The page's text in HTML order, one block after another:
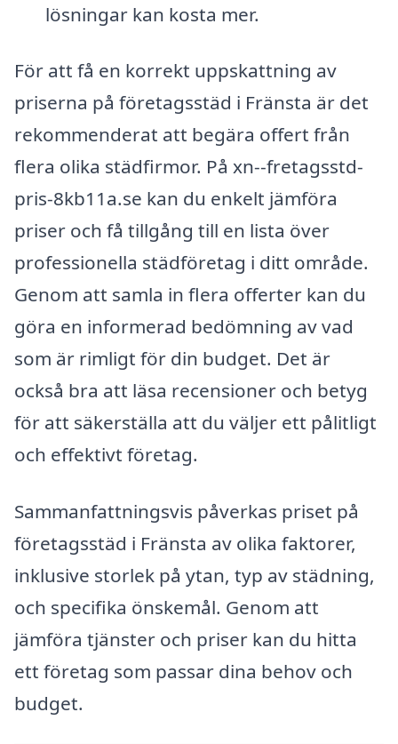
lösningar kan kosta mer.
För att få en korrekt uppskattning av
priserna på företagsstäd i Fränsta är det
rekommenderat att begära offert från
flera olika städfirmor. På xn--fretagsstd-
pris-8kb11a.se kan du enkelt jämföra
priser och få tillgång till en lista över
professionella städföretag i ditt område.
Genom att samla in flera offerter kan du
göra en informerad bedömning av vad
som är rimligt för din budget. Det är
också bra att läsa recensioner och betyg
för att säkerställa att du väljer ett pålitligt
och effektivt företag.
Sammanfattningsvis påverkas priset på
företagsstäd i Fränsta av olika faktorer,
inklusive storlek på ytan, typ av städning,
och specifika önskemål. Genom att
jämföra tjänster och priser kan du hitta
ett företag som passar dina behov och
budget.